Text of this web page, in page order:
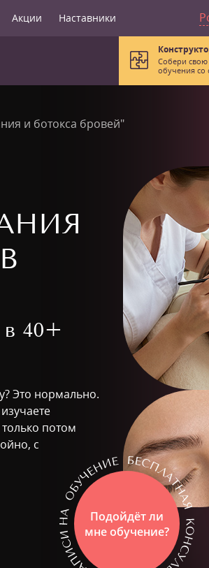
Акции Наставники
Собери
обучения со
и ботокса бровей"
40+
Это нормально.
потом
с
Подойдёт ли
мне обучение?